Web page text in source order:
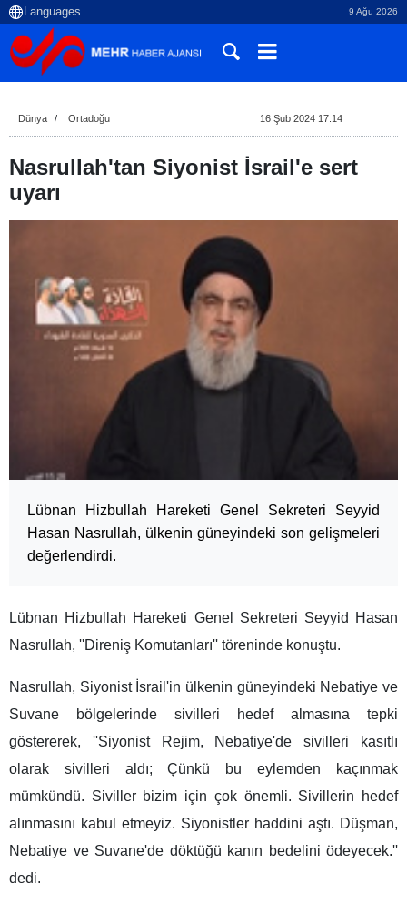
9 Ağu 2026
Dünya Ortadoğu 16 Şub 2024 17:14
Nasrullah'tan Siyonist İsrail'e sert
uyarı
Lübnan Hizbullah Hareketi Genel Sekreteri Seyyid
Hasan Nasrullah, ülkenin güneyindeki son gelişmeleri
değerlendirdi.
Lübnan Hizbullah Hareketi Genel Sekreteri Seyyid Hasan
Nasrullah, ''Direniş Komutanları'' töreninde konuştu.
Nasrullah, Siyonist İsrail'in ülkenin güneyindeki Nebatiye ve
Suvane bölgelerinde sivilleri hedef almasına tepki
göstererek, ''Siyonist Rejim, Nebatiye'de sivilleri kasıtlı
olarak sivilleri aldı; Çünkü bu eylemden kaçınmak
mümkündü. Siviller bizim için çok önemli. Sivillerin hedef
alınmasını kabul etmeyiz. Siyonistler haddini aştı. Düşman,
Nebatiye ve Suvane'de döktüğü kanın bedelini ödeyecek.''
dedi.